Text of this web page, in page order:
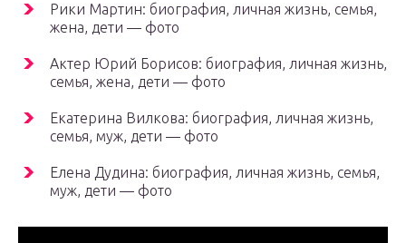
Рики Мартин: биография, личная жизнь, семья,
жена, дети — фото
Актер Юрий Борисов: биография, личная жизнь,
семья, жена, дети — фото
Екатерина Вилкова: биография, личная жизнь,
семья, муж, дети — фото
Елена Дудина: биография, личная жизнь, семья,
муж, дети — фото